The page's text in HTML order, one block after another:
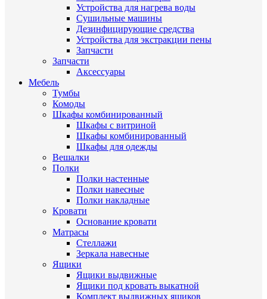
Устройства для нагрева воды
Сушильные машины
Дезинфицирующие средства
Устройства для экстракции пены
Запчасти
Запчасти
Аксессуары
Мебель
Тумбы
Комоды
Шкафы комбинированный
Шкафы с витриной
Шкафы комбинированный
Шкафы для одежды
Вешалки
Полки
Полки настенные
Полки навесные
Полки накладные
Кровати
Основание кровати
Матрасы
Стеллажи
Зеркала навесные
Ящики
Ящики выдвижные
Ящики под кровать выкатной
Комплект выдвижных ящиков